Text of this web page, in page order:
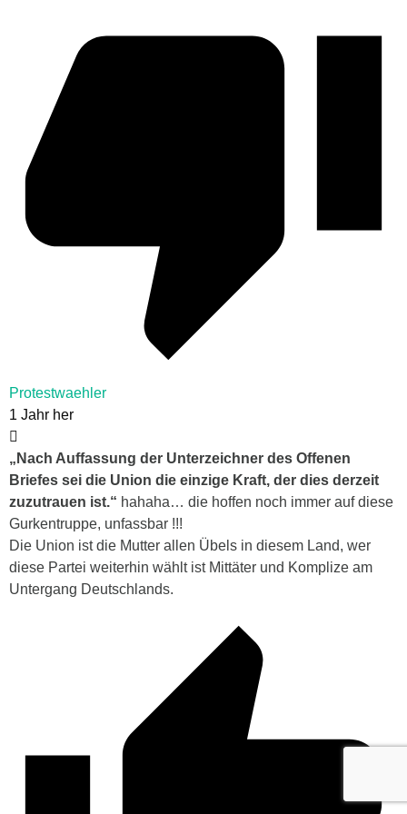
Protestwaehler
1 Jahr her
„Nach Auffassung der Unterzeichner des Offenen
Briefes sei die Union die einzige Kraft, der dies derzeit
zuzutrauen ist.“ hahaha… die hoffen noch immer auf diese
Gurkentruppe, unfassbar !!!
Die Union ist die Mutter allen Übels in diesem Land, wer
diese Partei weiterhin wählt ist Mittäter und Komplize am
Untergang Deutschlands.